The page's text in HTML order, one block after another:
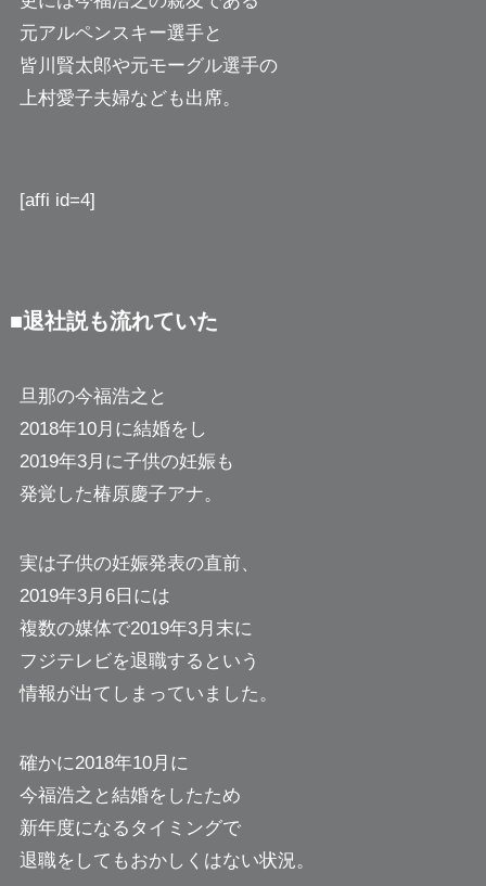
元アルペンスキー選手と
皆川賢太郎や元モーグル選手の
上村愛子夫婦なども出席。
[affi id=4]
■退社説も流れていた
旦那の今福浩之と
2018年10月に結婚をし
2019年3月に子供の妊娠も
発覚した椿原慶子アナ。
実は子供の妊娠発表の直前、
2019年3月6日には
複数の媒体で2019年3月末に
フジテレビを退職するという
情報が出てしまっていました。
確かに2018年10月に
今福浩之と結婚をしたため
新年度になるタイミングで
退職をしてもおかしくはない状況。